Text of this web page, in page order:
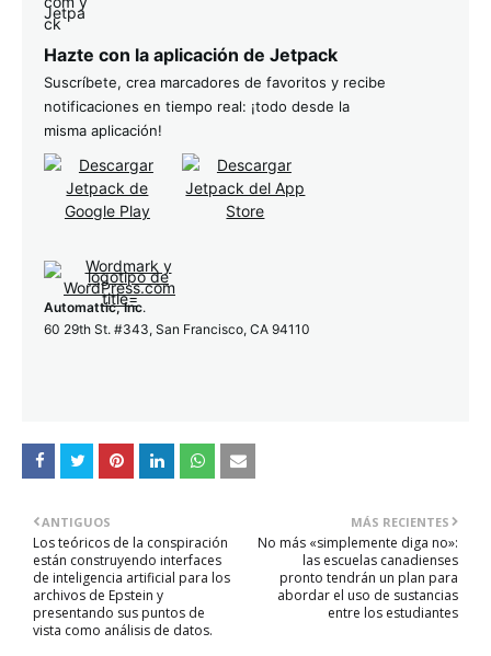
Hazte con la aplicación de Jetpack
Suscríbete, crea marcadores de favoritos y recibe
notificaciones en tiempo real: ¡todo desde la
misma aplicación!
Automattic, Inc.
60 29th St. #343, San Francisco, CA 94110
MÁS RECIENTES
No más «simplemente diga no»:
las escuelas canadienses
pronto tendrán un plan para
abordar el uso de sustancias
entre los estudiantes
ANTIGUOS
Los teóricos de la conspiración
están construyendo interfaces
de inteligencia artificial para los
archivos de Epstein y
presentando sus puntos de
vista como análisis de datos.